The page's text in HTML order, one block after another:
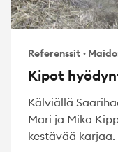
Referenssit ·
Kipot
Kälviällä
Mari ja Mika
kestävää karjaa.